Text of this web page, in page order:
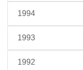
1994
1993
1992